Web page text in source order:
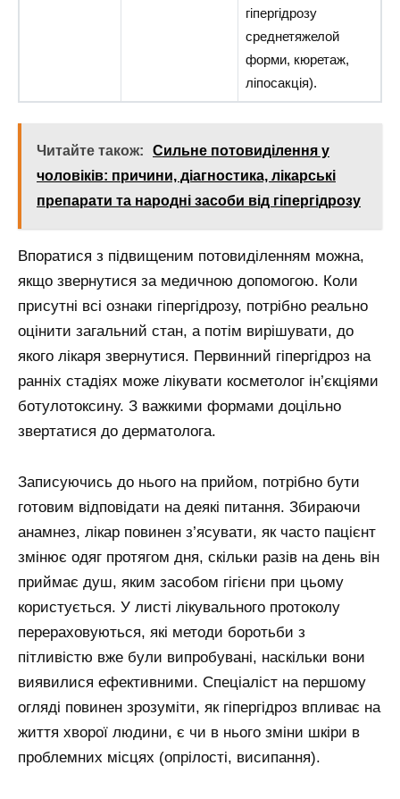
гіпергідрозу
среднетяжелой
форми, кюретаж,
ліпосакція).
Читайте також:
Сильне потовиділення у
чоловіків: причини, діагностика, лікарські
препарати та народні засоби від гіпергідрозу
Впоратися з підвищеним потовиділенням можна,
якщо звернутися за медичною допомогою. Коли
присутні всі ознаки гіпергідрозу, потрібно реально
оцінити загальний стан, а потім вирішувати, до
якого лікаря звернутися. Первинний гіпергідроз на
ранніх стадіях може лікувати косметолог ін’єкціями
ботулотоксину. З важкими формами доцільно
звертатися до дерматолога.
Записуючись до нього на прийом, потрібно бути
готовим відповідати на деякі питання. Збираючи
анамнез, лікар повинен з’ясувати, як часто пацієнт
змінює одяг протягом дня, скільки разів на день він
приймає душ, яким засобом гігієни при цьому
користується. У листі лікувального протоколу
перераховуються, які методи боротьби з
пітливістю вже були випробувані, наскільки вони
виявилися ефективними. Спеціаліст на першому
огляді повинен зрозуміти, як гіпергідроз впливає на
життя хворої людини, є чи в нього зміни шкіри в
проблемних місцях (опрілості, висипання).